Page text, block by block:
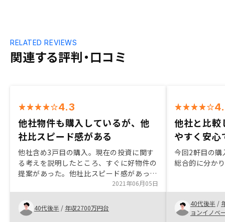
関連する評判・口コミ
RELATED REVIEWS
4.3
他社物件も購入しているが、他
社比スピード感がある
他社含め3戸目の購入。現在の投資に関す
る考えを説明したところ、すぐに好物件の
提案があった。他社比スピード感があっ
2021年06月05日
40代後半 / 年収2700万円台
他社と比較
やすく安心
今回2軒目の
総合的に分か
40代後半 /
ョンイノベ